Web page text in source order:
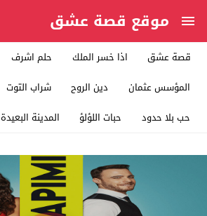
موقع قصة عشق
قصة عشق اذا خسر الملك حلم اشرف
المؤسس عثمان
دين الروح شراب التوت
حب بلا حدود
حبات اللؤلؤ المدينة البعيدة